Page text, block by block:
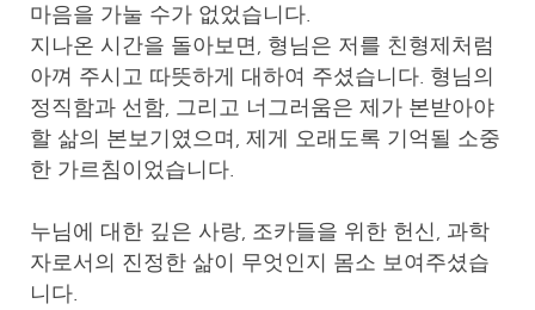
마음을 가눌 수가 없었습니다.
지나온 시간을 돌아보면, 형님은 저를 친형제처럼
아껴 주시고 따뜻하게 대하여 주셨습니다. 형님의
정직함과 선함, 그리고 너그러움은 제가 본받아야
할 삶의 본보기였으며, 제게 오래도록 기억될 소중
한 가르침이었습니다.
누님에 대한 깊은 사랑, 조카들을 위한 헌신, 과학
자로서의 진정한 삶이 무엇인지 몸소 보여주셨습
니다.